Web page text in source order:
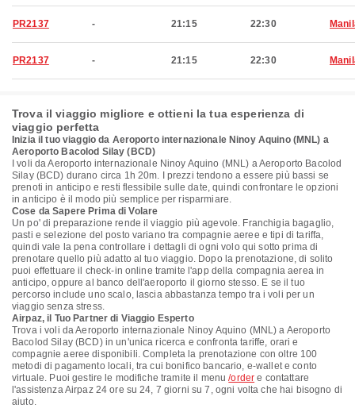
PR2137 - 21:15 22:30
PR2137 - 21:15 22:30
Trova il viaggio migliore e ottieni la tua esperienza di
viaggio perfetta
Inizia il tuo viaggio da Aeroporto internazionale Ninoy Aquino (MNL) a
Aeroporto Bacolod Silay (BCD)
I voli da Aeroporto internazionale Ninoy Aquino (MNL) a Aeroporto Bacolod
Silay (BCD) durano circa 1h 20m. I prezzi tendono a essere più bassi se
prenoti in anticipo e resti flessibile sulle date, quindi confrontare le opzioni
in anticipo è il modo più semplice per risparmiare.
Cose da Sapere Prima di Volare
Un po' di preparazione rende il viaggio più agevole. Franchigia bagaglio,
pasti e selezione del posto variano tra compagnie aeree e tipi di tariffa,
quindi vale la pena controllare i dettagli di ogni volo qui sotto prima di
prenotare quello più adatto al tuo viaggio. Dopo la prenotazione, di solito
puoi effettuare il check-in online tramite l'app della compagnia aerea in
anticipo, oppure al banco dell'aeroporto il giorno stesso. E se il tuo
percorso include uno scalo, lascia abbastanza tempo tra i voli per un
viaggio senza stress.
Airpaz, il Tuo Partner di Viaggio Esperto
Trova i voli da Aeroporto internazionale Ninoy Aquino (MNL) a Aeroporto
Bacolod Silay (BCD) in un'unica ricerca e confronta tariffe, orari e
compagnie aeree disponibili. Completa la prenotazione con oltre 100
metodi di pagamento locali, tra cui bonifico bancario, e-wallet e conto
virtuale. Puoi gestire le modifiche tramite il menu/order e contattare
l'assistenza Airpaz 24 ore su 24, 7 giorni su 7, ogni volta che hai bisogno di
aiuto.